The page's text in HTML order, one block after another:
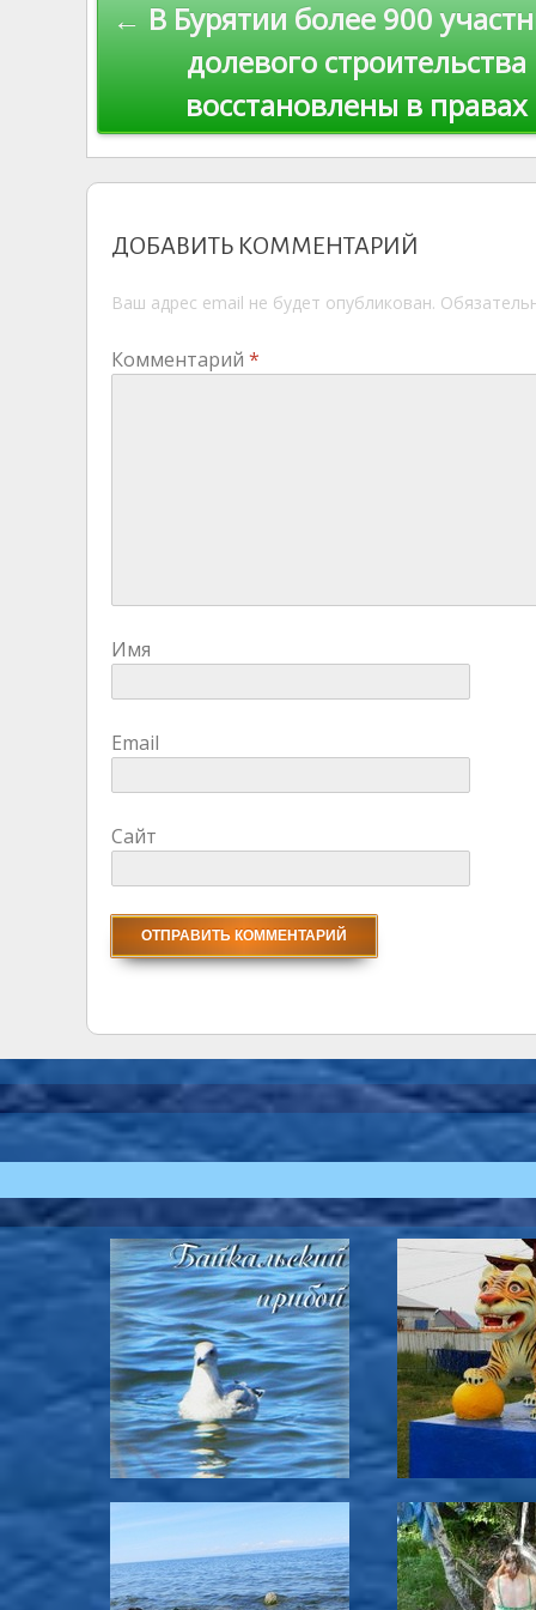
s
ni
ki
n
al
p
по
записям
← В Бурятии более 900
долевого строительства
восстановлены в правах
ДОБАВИТЬ КОММЕНТАРИЙ
Ваш адрес email не будет опубликован.
Комментарий *
Имя
Email
Сайт